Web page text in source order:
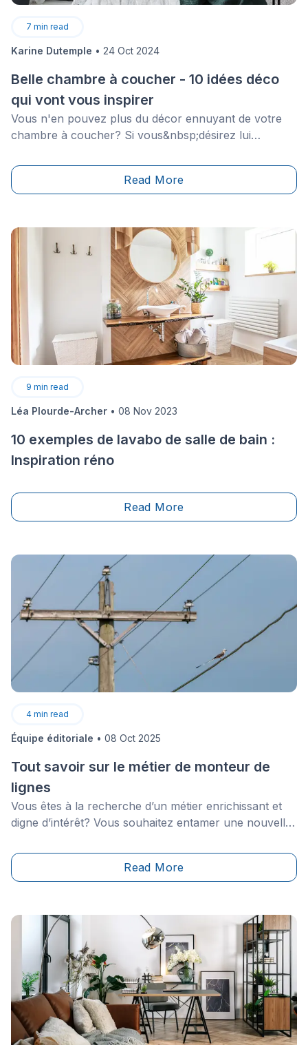
7 min read
Karine Dutemple • 24 Oct 2024
Belle chambre à coucher - 10 idées déco
qui vont vous inspirer
Vous n'en pouvez plus du décor ennuyant de votre
chambre à coucher? Si vous&nbsp;désirez lui
de détente grandiose, jetez un oeil sur ces exemples
de chambres à coucher au prestige étonnant!
Read More
9 min read
Léa Plourde-Archer • 08 Nov 2023
10 exemples de lavabo de salle de bain :
Inspiration réno
Read More
4 min read
Équipe éditoriale • 08 Oct 2025
Tout savoir sur le métier de monteur de
lignes
Vous êtes à la recherche d’un métier enrichissant et
digne d’intérêt? Vous souhaitez entamer une nouvelle
dans lequel vous seriez le plus à votre aise? Pourquoi
ne pas opter pour l’installation de lignes électriques!
complètement inconnu? Alors, lisez notre article pour
en savoir plus.
Read More